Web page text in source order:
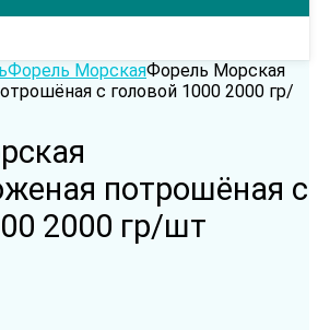
Форель МорскаяФорель Морская
с головой 1000 2000 гр/
потрошёная с
2000 гр/шт